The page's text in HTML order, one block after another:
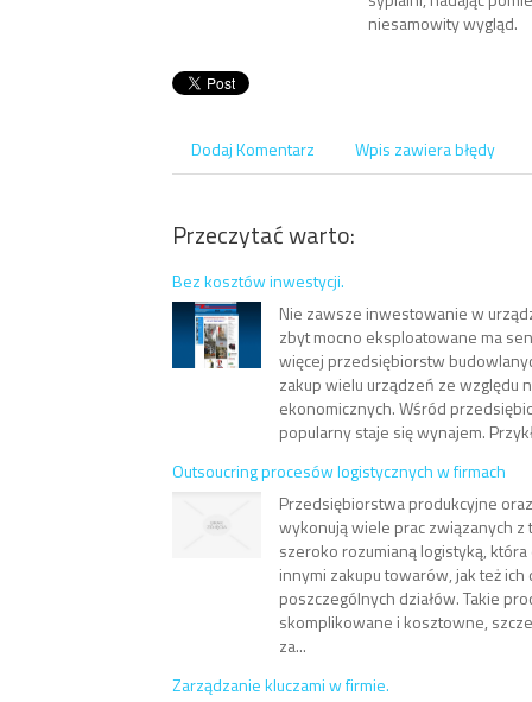
niesamowity wygląd.
Dodaj Komentarz Wpis zawiera błędy
Przeczytać warto:
Bez kosztów inwestycji.
Nie zawsze inwestowanie w
zbyt mocno eksploatowane ma
więcej przedsiębiorstw
zakup wielu urządzeń ze względu
ekonomicznych. Wśród
popularny staje się wynajem.
Outsoucring procesów logistycznych w firmach
Przedsiębiorstwa produkcyjne
wykonują wiele prac związanych
szeroko rozumianą logistyką,
innymi zakupu towarów, jak też
poszczególnych działów. Takie
skomplikowane i kosztowne,
za...
Zarządzanie kluczami w firmie.